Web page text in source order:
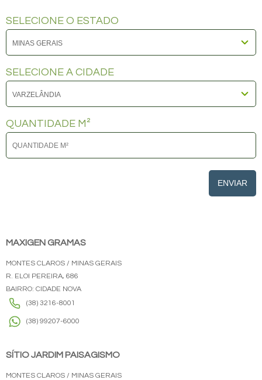
SELECIONE O ESTADO
SELECIONE A CIDADE
QUANTIDADE M²
ENVIAR
MAXIGEN GRAMAS
MONTES CLAROS / MINAS GERAIS
R. ELOI PEREIRA, 686
BAIRRO: CIDADE NOVA
(38) 3216-8001
(38) 99207-6000
SÍTIO JARDIM PAISAGISMO
MONTES CLAROS / MINAS GERAIS